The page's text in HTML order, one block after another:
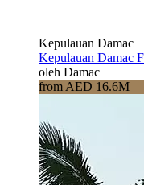
Kepulauan Damac
Kepulauan Damac
oleh Damac
from AED 16.6M